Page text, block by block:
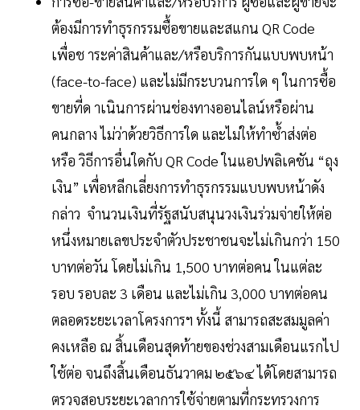
ต้องมีการทำธุรกรรมซื้อขายและสแกน QR Code
เพื่อช าระค่าสินค้าและ/หรือบริการกันแบบพบหน้า
(face-to-face) และไม่มีกระบวนการใด ๆ ในการซื้อ
ขายที่ด าเนินการผ่านช่องทางออนไลน์หรือผ่าน
คนกลาง ไม่ว่าด้วยวิธีการใด และไม่ให้ทำซ้ำส่งต่อ
หรือ วิธีการอื่นใดกับ QR Code ในแอปพลิเคชัน “ถุง
เงิน” เพื่อหลีกเลี่ยงการทำธุรกรรมแบบพบหน้าดัง
กล่าว จำนวนเงินที่รัฐสนับสนุนวงเงินร่วมจ่ายให้ต่อ
หนึ่งหมายเลขประจำตัวประชาชนจะไม่เกินกว่า 150
บาทต่อวัน โดยไม่เกิน 1,500 บาทต่อคน ในแต่ละ
รอบ รอบละ 3 เดือน และไม่เกิน 3,000 บาทต่อคน
ตลอดระยะเวลาโครงการฯ ทั้งนี้ สามารถสะสมมูลค่า
คงเหลือ ณ สิ้นเดือนสุดท้ายของช่วงสามเดือนแรกไป
ใช้ต่อ จนถึงสิ้นเดือนธันวาคม ๒๕๖๔ ได้โดยสามารถ
ตรวจสอบระยะเวลาการใช้จ่ายตามที่กระทรวงการ